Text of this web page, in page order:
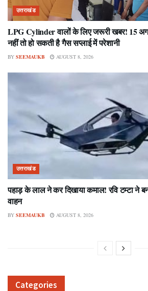
उत्तराखंड
LPG Cylinder वालों के लिए जरूरी खबर! 15
नहीं तो हो सकती है गैस सप्लाई में परेशानी
BY SEEMAUKB AUGUST 8, 2026
उत्तराखंड
पहाड़ के लाल ने कर दिखाया कमाल! रवि टम्टा ने
वाहन
BY SEEMAUKB AUGUST 8, 2026
Categories